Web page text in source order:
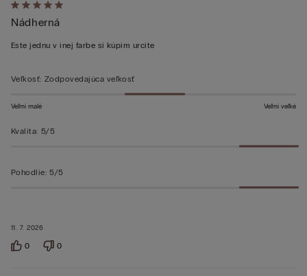
Hodnotenie:
5
z 5
11. 7. 2026
Nádherná
Este jednu v inej farbe si kúpim urcite
Veľkosť: Zodpovedajúca veľkosť
Veľmi malé Veľmi veľké
Kvalita: 5/5
Pohodlie: 5/5
0 0